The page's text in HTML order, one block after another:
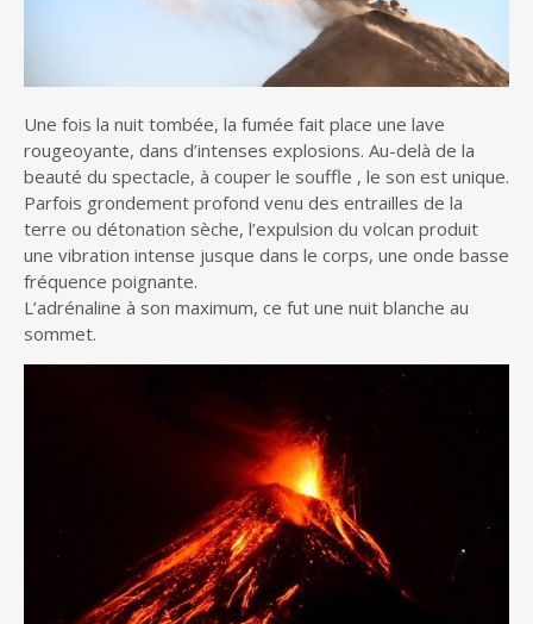
Une fois la nuit tombée, la fumée fait place une lave
rougeoyante, dans d’intenses explosions. Au-delà de la
beauté du spectacle, à couper le souffle , le son est unique.
Parfois grondement profond venu des entrailles de la
terre ou détonation sèche, l’expulsion du volcan produit
une vibration intense jusque dans le corps, une onde basse
fréquence poignante.
L’adrénaline à son maximum, ce fut une nuit blanche au
sommet.